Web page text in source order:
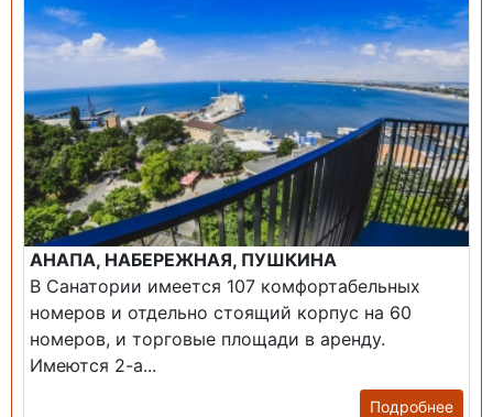
АНАПА, НАБЕРЕЖНАЯ, ПУШКИНА
В Санатории имеется 107 комфортабельных
номеров и отдельно стоящий корпус на 60
номеров, и торговые площади в аренду.
Имеются 2-а...
Подробнее